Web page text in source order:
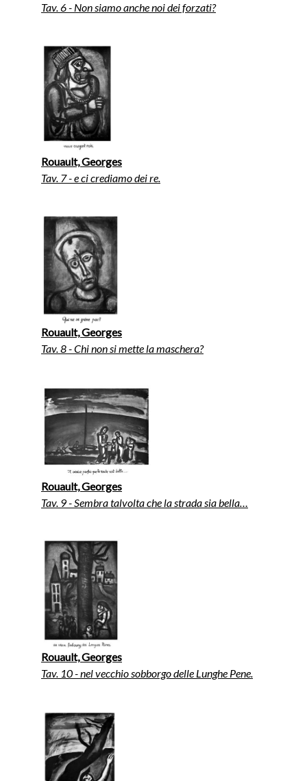
Tav. 6 - Non siamo anche noi dei forzati?
Rouault, Georges
Tav. 7 - e ci crediamo dei re.
Rouault, Georges
Tav. 8 - Chi non si mette la maschera?
Rouault, Georges
Tav. 9 - Sembra talvolta che la strada sia bella…
Rouault, Georges
Tav. 10 - nel vecchio sobborgo delle Lunghe Pene.